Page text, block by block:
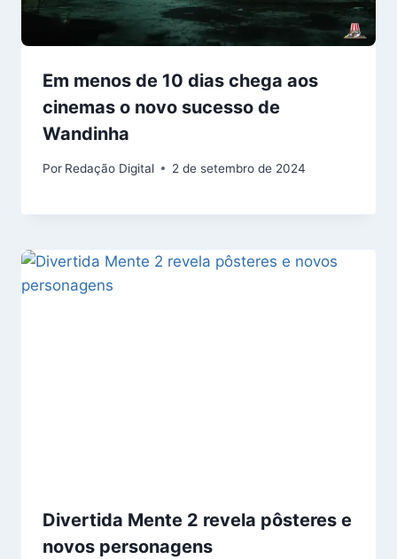
Em menos de 10 dias chega aos
cinemas o novo sucesso de
Wandinha
Por Redação Digital 2 de setembro de 2024
Divertida Mente 2 revela pôsteres e
novos personagens